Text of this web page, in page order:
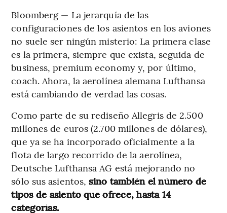
Bloomberg — La jerarquía de las
configuraciones de los asientos en los aviones
no suele ser ningún misterio: La primera clase
es la primera, siempre que exista, seguida de
business, premium economy y, por último,
coach. Ahora, la aerolínea alemana Lufthansa
está cambiando de verdad las cosas.
Como parte de su rediseño Allegris de 2.500
millones de euros (2.700 millones de dólares),
que ya se ha incorporado oficialmente a la
flota de largo recorrido de la aerolínea,
Deutsche Lufthansa AG está mejorando no
sólo sus asientos, sino también el número de
tipos de asiento que ofrece, hasta 14
categorías.